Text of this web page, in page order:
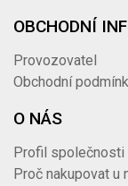
OBCHODNÍ
Provozovatel
Obchodní
O NÁS
Profil společnosti
Proč nakupovat u